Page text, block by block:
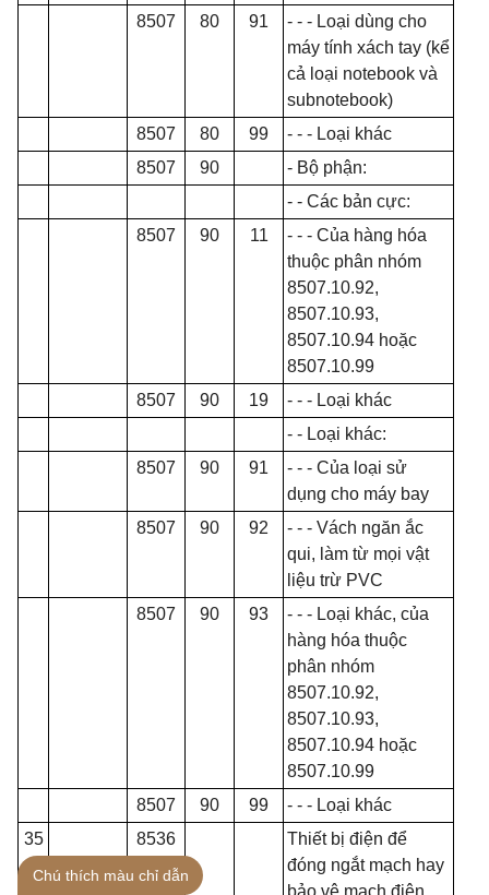
8507
80 91 - - - Loại dùng cho
máy tính xách tay (kể
cả loại notebook và
subnotebook)
8507
80 99 - - - Loại khác
8507
90
- Bộ phận:
- - Các bản cực:
8507
90 11 - - - Của hàng hóa
thuộc phân nhóm
8507.10.92,
8507.10.93,
8507.10.94 hoặc
8507.10.99
8507
90 19 - - - Loại khác
- - Loại khác:
8507
90 91 - - - Của loại sử
dụng cho máy bay
8507
90 92 - - - Vách ngăn ắc
qui, làm từ mọi vật
liệu trừ PVC
8507
90 93 - - - Loại khác, của
hàng hóa thuộc
phân nhóm
8507.10.92,
8507.10.93,
8507.10.94 hoặc
8507.10.99
8507
90 99 - - - Loại khác
35
8536
Thiết bị điện để
đóng ngắt mạch hay
bảo vệ mạch điện,
Chú thích màu chỉ dẫn